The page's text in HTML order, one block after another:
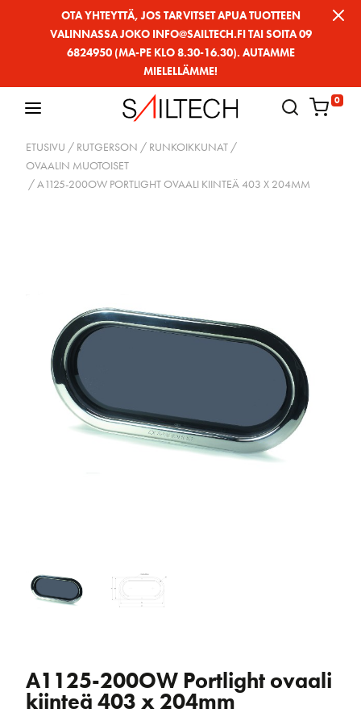
OTA YHTEYTTÄ, JOS TARVITSET APUA TUOTTEEN
VALINNASSA JOKO INFO@SAILTECH.FI TAI SOITA 09
6824950 (MA-PE KLO 8.30-16.30). AUTAMME
MIELELLÄMME!
0
ETUSIVU / RUTGERSON / RUNKOIKKUNAT /
OVAALIN MUOTOISET
/ A1125-200OW PORTLIGHT OVAALI KIINTEÄ 403 X 204MM
A1125-200OW Portlight ovaali
kiinteä 403 x 204mm